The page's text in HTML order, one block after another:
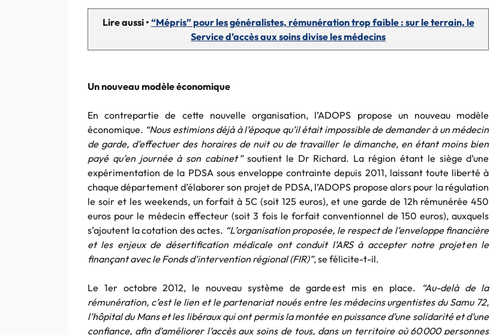
Lire aussi • “Mépris” pour les généralistes, rémunération trop faible : sur le terrain, le
Service d’accès aux soins divise les médecins
Un nouveau modèle économique
En contrepartie de cette nouvelle organisation, l’ADOPS propose un nouveau modèle
économique. “Nous estimions déjà à l’époque qu’il était impossible de demander à un médecin
de garde, d’effectuer des horaires de nuit ou de travailler le dimanche, en étant moins bien
payé qu’en journée à son cabinet ”soutient le Dr Richard. La région étant le siège d’une
expérimentation de la PDSA sous enveloppe contrainte depuis 2011, laissant toute liberté à
chaque département d’élaborer son projet de PDSA, l’ADOPS propose alors pour la régulation
le soir et les weekends, un forfait à 5C (soit 125 euros), et une garde de 12h rémunérée 450
euros pour le médecin effecteur (soit 3 fois le forfait conventionnel de 150 euros), auxquels
s’ajoutent la cotation des actes. “L’organisation proposée, le respect de l’enveloppe financière
et les enjeux de désertification médicale ont conduit l’ARS à accepter notre projet en le
finançant avec le Fonds d’intervention régional (FIR)”, se félicite-t-il.
Le 1er octobre 2012, le nouveau système de garde est mis en place.
“Au-delà de la
rémunération, c’est le lien et le partenariat noués entre les médecins urgentistes du Samu 72,
l’hôpital du Mans et les libéraux qui ont permis la montée en puissance d’une solidarité et d’une
confiance, afin d’améliorer l’accès aux soins de tous, dans un territoire où 60 000 personnes